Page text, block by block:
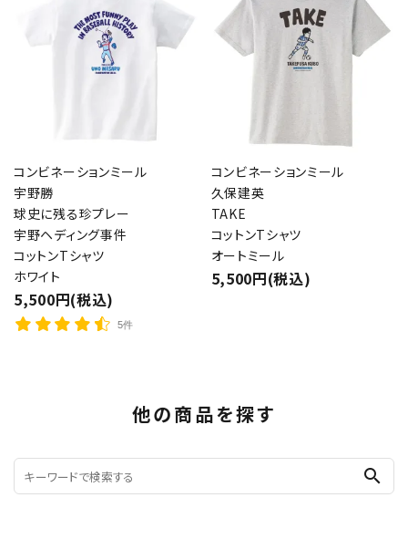
コンビネーションミール
宇野勝
球史に残る珍プレー
宇野ヘディング事件
コットンTシャツ
ホワイト
5,500円(税込)
5件
コンビネーションミール
久保建英
TAKE
コットンTシャツ
オートミール
5,500円(税込)
他の商品を探す
search